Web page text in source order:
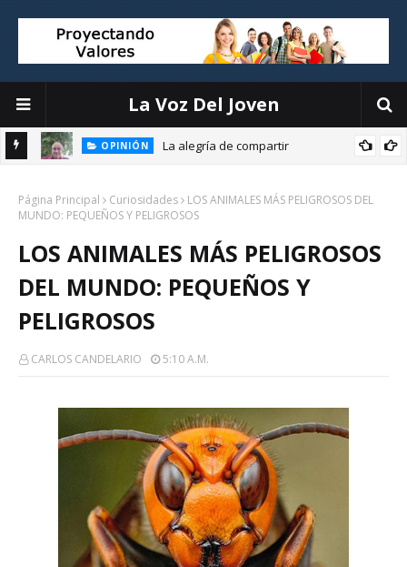
La Voz Del Joven
OPINIÓN
La alegría de compartir
Página Principal Curiosidades
LOS ANIMALES MÁS PELIGROSOS DEL
MUNDO: PEQUEÑOS Y PELIGROSOS
LOS ANIMALES MÁS PELIGROSOS
DEL MUNDO: PEQUEÑOS Y
PELIGROSOS
CARLOS CANDELARIO 5:10 A.m.